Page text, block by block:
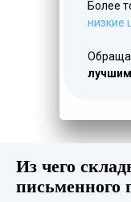
Более
низкие
Из чего
письменного